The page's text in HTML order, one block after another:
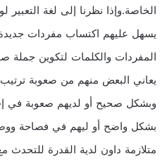
الخاصة.وإذا نظرنا إلى لغة
يسهل عليهم اكتساب مفردات
المفردات والكلمات لتكوين جملة
يعاني البعض منهم من صعوبة
وبشكل صحيح أو لديهم صعوبة في
بشكل واضح أو ليهم في فصاحة
متلازمة داون لدية القدرة